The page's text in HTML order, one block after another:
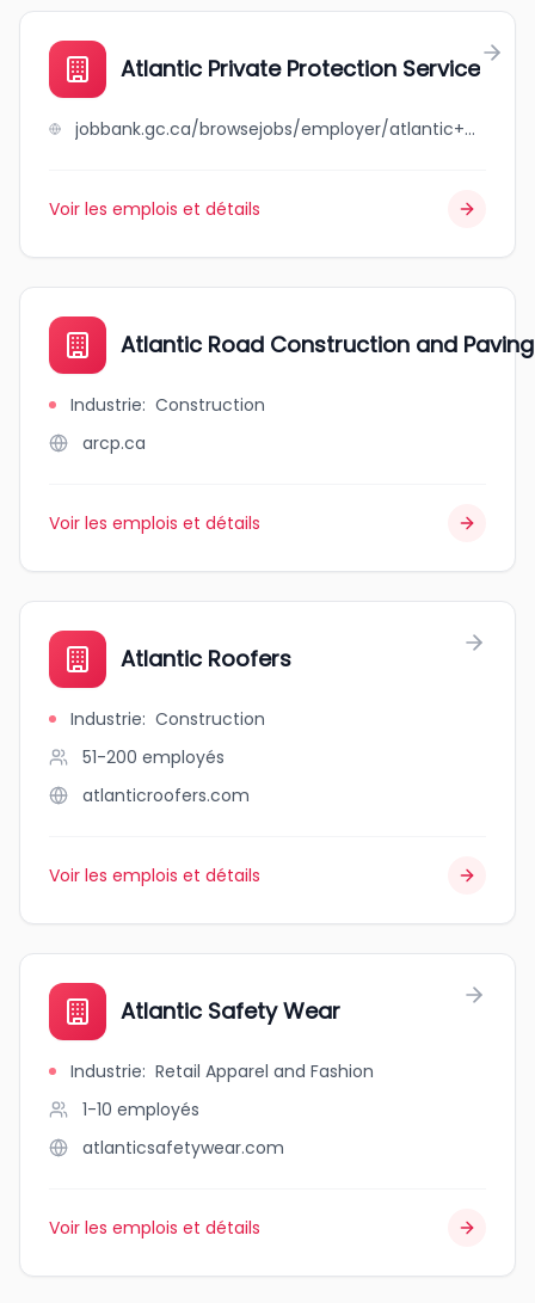
Atlantic Private Protection Service
jobbank.gc.ca/browsejobs/employer/atlantic+private+protection+service/ca
Voir les emplois et détails
Atlantic Road Construction and Paving
Industrie: Construction
arcp.ca
Voir les emplois et détails
Atlantic Roofers
Industrie: Construction
51-200 employés
atlanticroofers.com
Voir les emplois et détails
Atlantic Safety Wear
Industrie: Retail Apparel and Fashion
1-10 employés
atlanticsafetywear.com
Voir les emplois et détails